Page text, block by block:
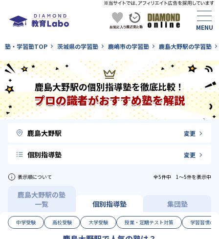
塾・学習塾TOP 茨城県の学習塾 鹿嶋市の学習塾 鹿島大野駅の学習塾
鹿島大野駅の個別指導塾を徹底比較！
プロの識者がおすすめ塾を解説
鹿島大野駅 変更
個別指導塾 変更
表示順について 全5件中 1〜5件を表示中
鹿島大野駅の塾
一覧
個別指導塾 集団塾
中学受験 高校受験 大学受験 授業・定期テスト対策 学習習慣の